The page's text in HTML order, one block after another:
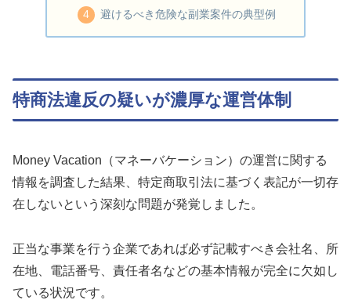
避けるべき危険な副業案件の典型例
特商法違反の疑いが濃厚な運営体制
Money Vacation（マネーバケーション）の運営に関する
情報を調査した結果、特定商取引法に基づく表記が一切存
在しないという深刻な問題が発覚しました。
正当な事業を行う企業であれば必ず記載すべき会社名、所
在地、電話番号、責任者名などの基本情報が完全に欠如し
ている状況です。